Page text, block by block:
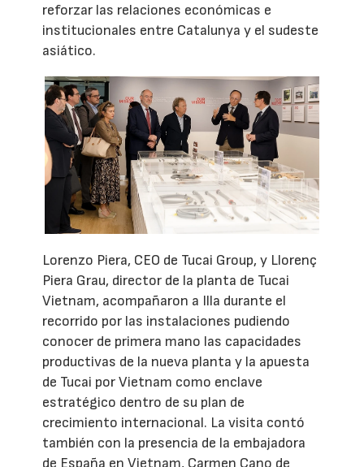
reforzar las relaciones económicas e
institucionales entre Catalunya y el sudeste
asiático.
Lorenzo Piera, CEO de Tucai Group, y Llorenç
Piera Grau, director de la planta de Tucai
Vietnam, acompañaron a Illa durante el
recorrido por las instalaciones pudiendo
conocer de primera mano las capacidades
productivas de la nueva planta y la apuesta
de Tucai por Vietnam como enclave
estratégico dentro de su plan de
crecimiento internacional. La visita contó
también con la presencia de la embajadora
de España en Vietnam, Carmen Cano de